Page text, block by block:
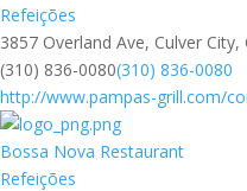
Refeições
3857 Overland Ave, Culver City,
(310) 836-0080(310) 836-0080
http://www.pampas-grill.com/
Bossa Nova Restaurant
Refeições